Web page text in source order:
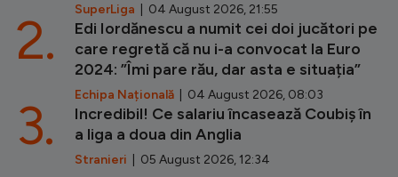
SuperLiga | 04 August 2026, 21:55
Edi Iordănescu a numit cei doi jucători pe
care regretă că nu i-a convocat la Euro
2024: ”Îmi pare rău, dar asta e situația”
Echipa Națională | 04 August 2026, 08:03
2.
Incredibil! Ce salariu încasează Coubiș în
a liga a doua din Anglia
Stranieri | 05 August 2026, 12:34
3.